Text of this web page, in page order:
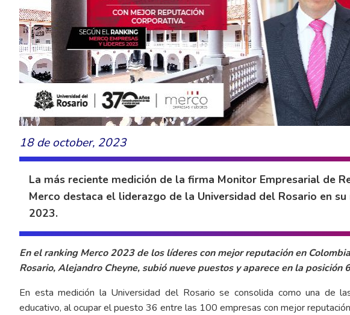
18 de october, 2023
La más reciente medición de la firma Monitor Empresarial de
Merco destaca el liderazgo de la Universidad del Rosario en
2023.
En el ranking Merco 2023 de los líderes con mejor reputación en
Rosario, Alejandro Cheyne, subió nueve puestos y aparece en la posición
En esta medición la Universidad del Rosario se consolida como una de
educativo, al ocupar el puesto 36 entre las 100 empresas con mejor